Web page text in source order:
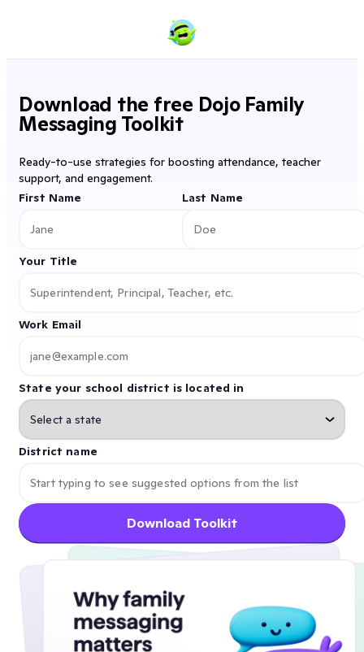
Download the free Dojo Family
Messaging Toolkit
Ready-to-use strategies for boosting attendance, teacher
support, and engagement.
First Name
Last Name
Your Title
Work Email
State your school district is located in
District name
Download Toolkit